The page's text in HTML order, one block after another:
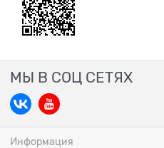
МЫ В СОЦ СЕТЯХ
Информация